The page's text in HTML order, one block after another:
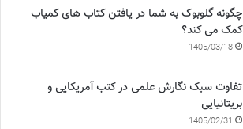
چگونه گلوبوک به شما در یافتن کتاب های کمیاب
کمک می کند؟
1405/03/18
تفاوت سبک نگارش علمی در کتب آمریکایی و
بریتانیایی
1405/02/31